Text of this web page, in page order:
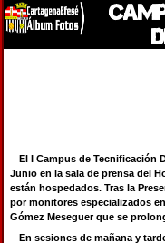
El I Campus de Tecnificación
Junio en la sala de prensa del
están hospedados. Tras la
por monitores especializados
Gómez Meseguer que se
En sesiones de mañana y